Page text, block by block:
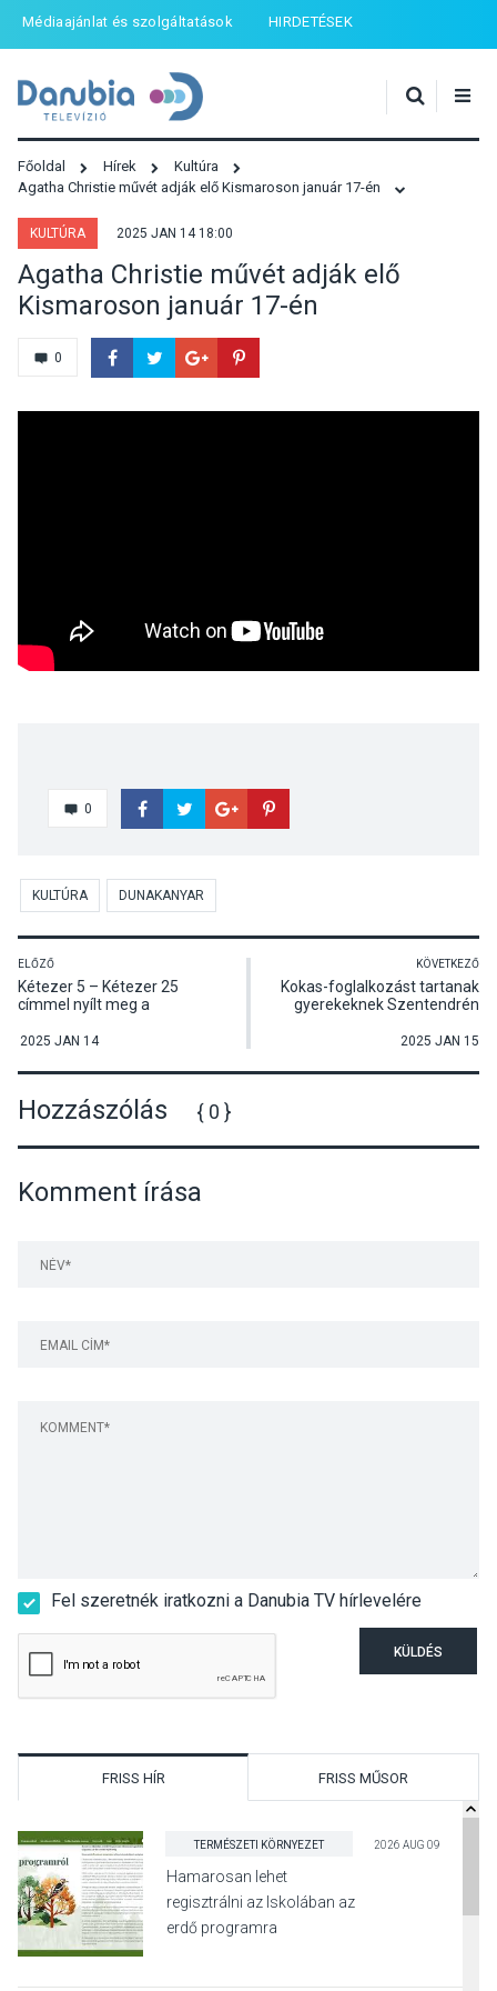
Médiaajánlat és szolgáltatások HIRDETÉSEK
Főoldal Hírek
Kultúra
Agatha Christie művét adják elő Kismaroson január 17-én
KULTÚRA 2025 JAN 14 18:00
Agatha Christie művét adják elő
Kismaroson január 17-én
0
0
KULTÚRA DUNAKANYAR
ELŐZŐ
Kétezer 5 – Kétezer 25
címmel nyílt meg a
jubileumi kiállítása
2025 JAN 14
KÖVETKEZŐ
Kokas-foglalkozást tartanak
gyerekeknek Szentendrén
2025 JAN 15
Hozzászólás { 0 }
Komment írása
Fel szeretnék iratkozni a Danubia TV hírlevelére
KÜLDÉS
FRISS HÍR FRISS MŰSOR
TERMÉSZETI KÖRNYEZET 2026 AUG 09
Hamarosan lehet
regisztrálni az Iskolában az
erdő programra